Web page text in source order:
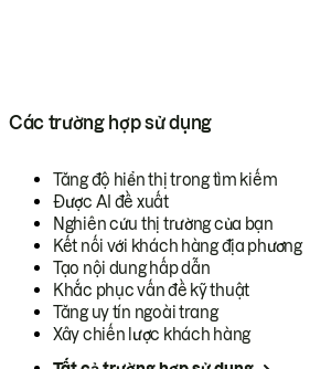
Các trường hợp sử dụng
Tăng độ hiển thị trong tìm kiếm
Được AI đề xuất
Nghiên cứu thị trường của bạn
Kết nối với khách hàng địa phương
Tạo nội dung hấp dẫn
Khắc phục vấn đề kỹ thuật
Tăng uy tín ngoài trang
Xây chiến lược khách hàng